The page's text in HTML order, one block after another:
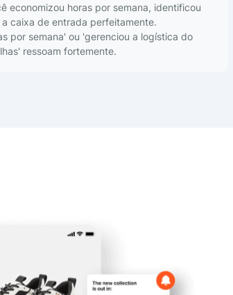
economizou horas por semana, identificou
caixa de entrada perfeitamente.
por semana' ou 'gerenciou a logística do
ressoam fortemente.